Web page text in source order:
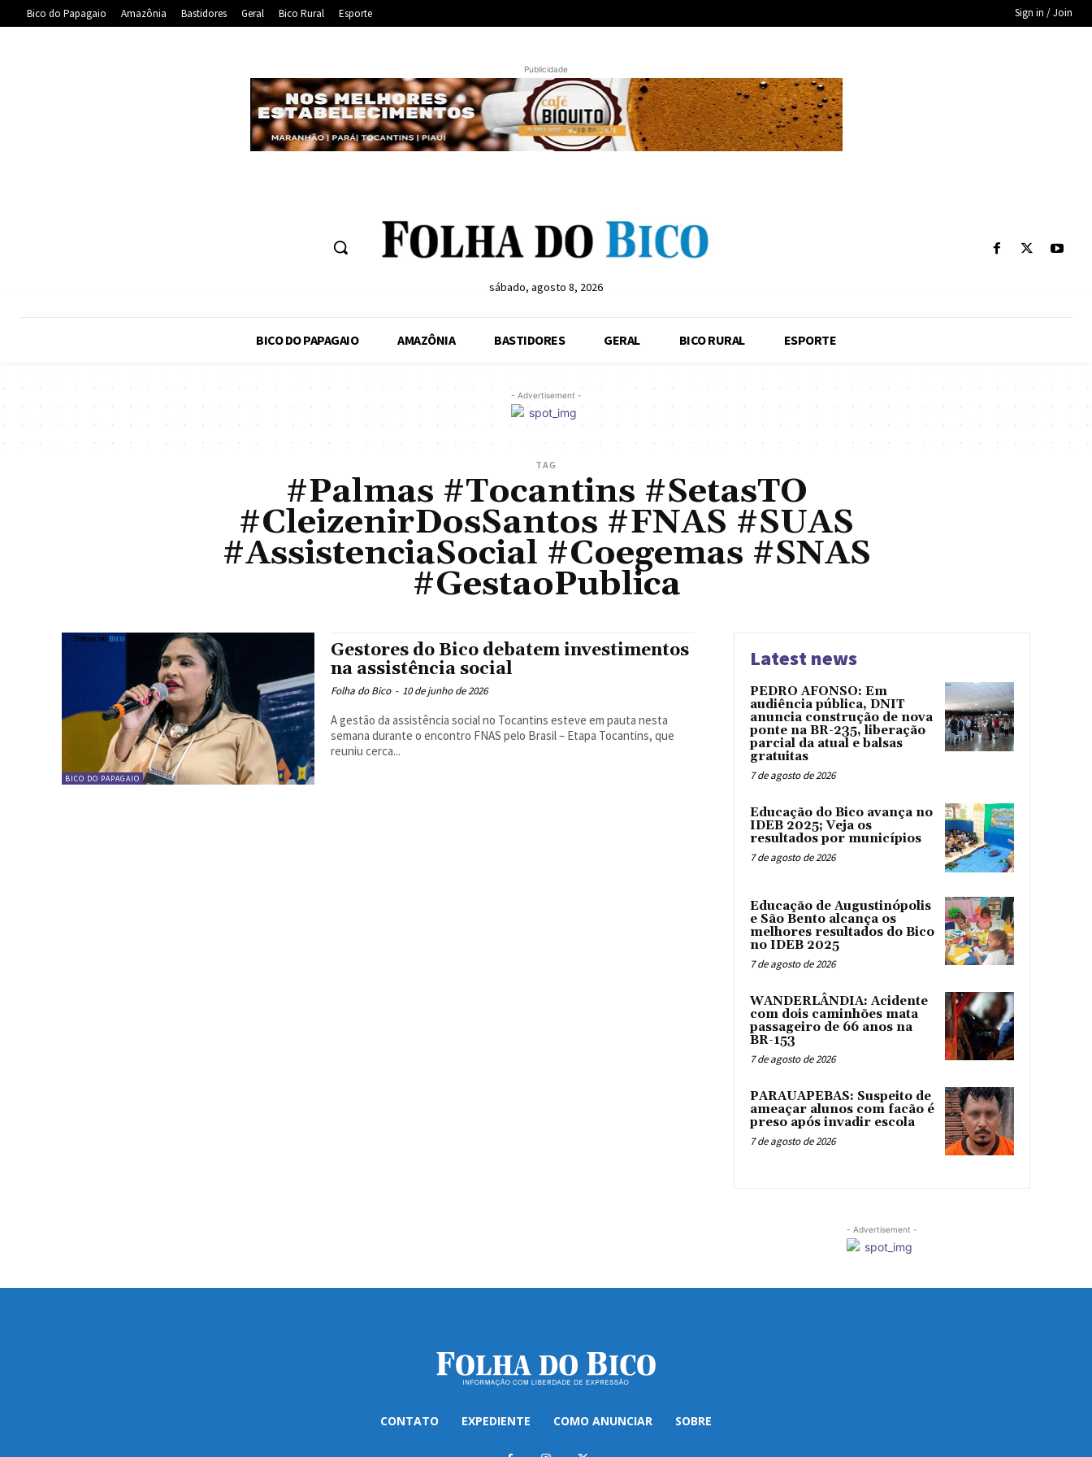
Bico do Papagaio Amazônia Bastidores Geral Bico Rural Esporte Sign in / Join
Publicidade
sábado, agosto 8, 2026
BICO DO PAPAGAIO AMAZÔNIA BASTIDORES GERAL BICO RURAL ESPORTE
- Advertisement -
TAG
#Palmas #Tocantins #SetasTO
#CleizenirDosSantos #FNAS #SUAS
#AssistenciaSocial #Coegemas #SNAS
#GestaoPublica
BICO DO PAPAGAIO
Gestores do Bico debatem investimentos
na assistência social
Folha do Bico - 10 de junho de 2026
A gestão da assistência social no Tocantins esteve em pauta nesta
semana durante o encontro FNAS pelo Brasil – Etapa Tocantins, que
reuniu cerca...
Latest news
PEDRO AFONSO: Em
audiência pública, DNIT
anuncia construção de nova
ponte na BR-235, liberação
parcial da atual e balsas
gratuitas
7 de agosto de 2026
Educação do Bico avança no
IDEB 2025; Veja os
resultados por municípios
7 de agosto de 2026
Educação de Augustinópolis
e São Bento alcança os
melhores resultados do Bico
no IDEB 2025
7 de agosto de 2026
WANDERLÂNDIA: Acidente
com dois caminhões mata
passageiro de 66 anos na
BR-153
7 de agosto de 2026
PARAUAPEBAS: Suspeito de
ameaçar alunos com facão é
preso após invadir escola
7 de agosto de 2026
- Advertisement -
CONTATO EXPEDIENTE COMO ANUNCIAR SOBRE